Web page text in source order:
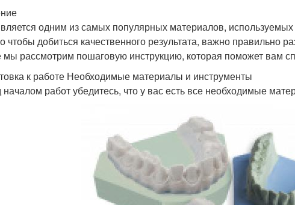
одним из самых популярных материалов, используемых
чтобы добиться качественного результата, важно правильно
мы рассмотрим пошаговую инструкцию, которая поможет вам
к работе Необходимые материалы и инструменты
работ убедитесь, что у вас есть все необходимые